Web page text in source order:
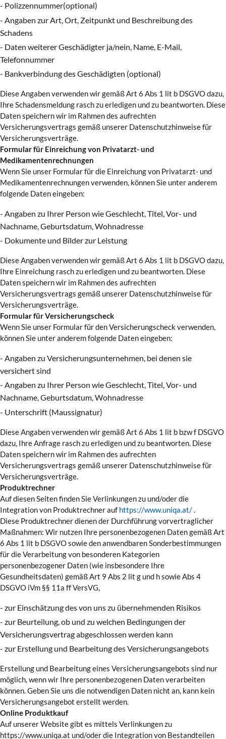
- Polizzennummer(optional)
- Angaben zur Art, Ort, Zeitpunkt und Beschreibung des
Schadens
- Daten weiterer Geschädigter ja/nein, Name, E-Mail,
Telefonnummer
- Bankverbindung des Geschädigten (optional)
Diese Angaben verwenden wir gemäß Art 6 Abs 1 lit b DSGVO dazu,
Ihre Schadensmeldung rasch zu erledigen und zu beantworten. Diese
Daten speichern wir im Rahmen des aufrechten
Versicherungsvertrags gemäß unserer Datenschutzhinweise für
Versicherungsverträge.
Formular für Einreichung von Privatarzt- und
Medikamentenrechnungen
Wenn Sie unser Formular für die Einreichung von Privatarzt- und
Medikamentenrechnungen verwenden, können Sie unter anderem
folgende Daten eingeben:
- Angaben zu Ihrer Person wie Geschlecht, Titel, Vor- und
Nachname, Geburtsdatum, Wohnadresse
- Dokumente und Bilder zur Leistung
Diese Angaben verwenden wir gemäß Art 6 Abs 1 lit b DSGVO dazu,
Ihre Einreichung rasch zu erledigen und zu beantworten. Diese
Daten speichern wir im Rahmen des aufrechten
Versicherungsvertrags gemäß unserer Datenschutzhinweise für
Versicherungsverträge.
Formular für Versicherungscheck
Wenn Sie unser Formular für den Versicherungscheck verwenden,
können Sie unter anderem folgende Daten eingeben:
- Angaben zu Versicherungsunternehmen, bei denen sie
versichert sind
- Angaben zu Ihrer Person wie Geschlecht, Titel, Vor- und
Nachname, Geburtsdatum, Wohnadresse
- Unterschrift (Maussignatur)
Diese Angaben verwenden wir gemäß Art 6 Abs 1 lit b bzw f DSGVO
dazu, Ihre Anfrage rasch zu erledigen und zu beantworten. Diese
Daten speichern wir im Rahmen des aufrechten
Versicherungsvertrags gemäß unserer Datenschutzhinweise für
Versicherungsverträge.
Produktrechner
Auf diesen Seiten finden Sie Verlinkungen zu und/oder die
Integration von Produktrechner auf https://www.uniqa.at/
Diese Produktrechner dienen der Durchführung vorvertraglicher
Maßnahmen: Wir nutzen Ihre personenbezogenen Daten gemäß Art
6 Abs 1 lit b DSGVO sowie den anwendbaren Sonderbestimmungen
für die Verarbeitung von besonderen Kategorien
personenbezogener Daten (wie insbesondere Ihre
Gesundheitsdaten) gemäß Art 9 Abs 2 lit g und h sowie Abs 4
DSGVO iVm §§ 11a ff VersVG,
- zur Einschätzung des von uns zu übernehmenden Risikos
- zur Beurteilung, ob und zu welchen Bedingungen der
Versicherungsvertrag abgeschlossen werden kann
- zur Erstellung und Bearbeitung des Versicherungsangebots
Erstellung und Bearbeitung eines Versicherungsangebots sind nur
möglich, wenn wir Ihre personenbezogenen Daten verarbeiten
können. Geben Sie uns die notwendigen Daten nicht an, kann kein
Versicherungsangebot erstellt werden.
Online Produktkauf
Auf unserer Website gibt es mittels Verlinkungen zu
https://www.uniqa.at und/oder die Integration von Bestandteilen